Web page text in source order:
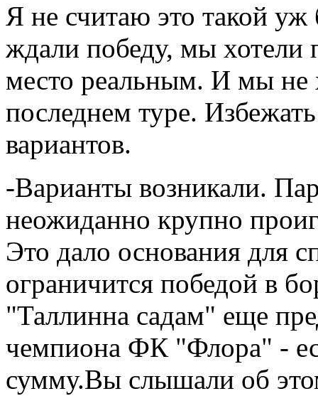
Я не считаю это такой
ждали победу, мы хотели
место реальным. И мы не
последнем туре.
вариантов.
-Варианты возникали.
неожиданно крупно
Это дало основания для
ограничится победой в
"Таллинна садам" еще
чемпиона ФК "Флора" -
сумму.Вы слышали об